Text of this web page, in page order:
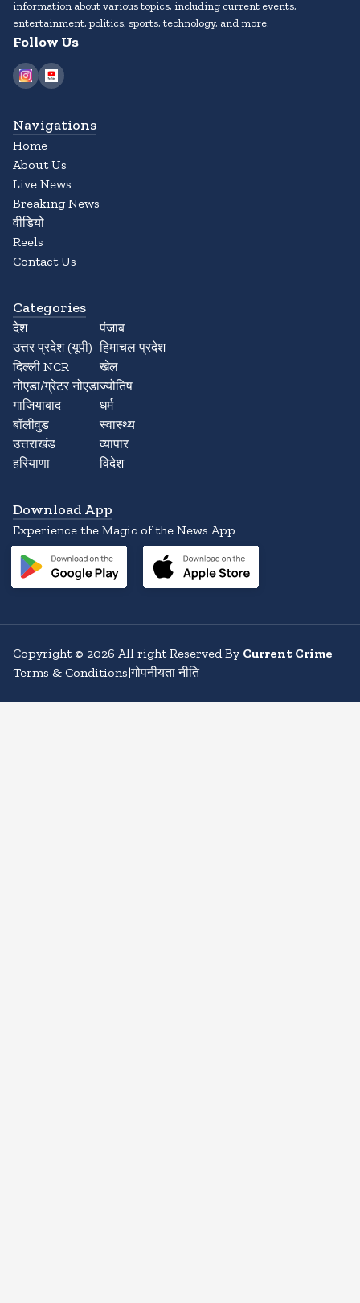
information about various topics, including current events,
entertainment, politics, sports, technology, and more.
Follow Us
Navigations
Home
About Us
Live News
Breaking News
वीडियो
Reels
Contact Us
Categories
देश
उत्तर प्रदेश (यूपी)
दिल्ली NCR
नोएडा/ग्रेटर नोएडा
गाजियाबाद
बॉलीवुड
उत्तराखंड
हरियाणा
पंजाब
हिमाचल प्रदेश
खेल
ज्योतिष
धर्म
स्वास्थ्य
व्यापार
विदेश
Download App
Experience the Magic of the News App
Copyright© 2026 All right Reserved By Current Crime
Terms & Conditions|गोपनीयता नीति